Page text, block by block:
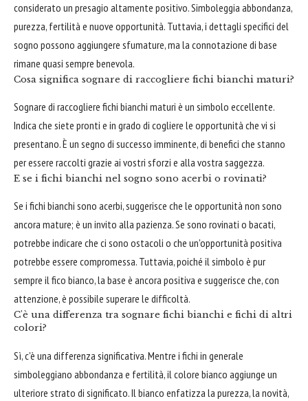
considerato un presagio altamente positivo. Simboleggia abbondanza,
purezza, fertilità e nuove opportunità. Tuttavia, i dettagli specifici del
sogno possono aggiungere sfumature, ma la connotazione di base
rimane quasi sempre benevola.
Cosa significa sognare di raccogliere fichi bianchi maturi?
Sognare di raccogliere fichi bianchi maturi è un simbolo eccellente.
Indica che siete pronti e in grado di cogliere le opportunità che vi si
presentano. È un segno di successo imminente, di benefici che stanno
per essere raccolti grazie ai vostri sforzi e alla vostra saggezza.
E se i fichi bianchi nel sogno sono acerbi o rovinati?
Se i fichi bianchi sono acerbi, suggerisce che le opportunità non sono
ancora mature; è un invito alla pazienza. Se sono rovinati o bacati,
potrebbe indicare che ci sono ostacoli o che un'opportunità positiva
potrebbe essere compromessa. Tuttavia, poiché il simbolo è pur
sempre il fico bianco, la base è ancora positiva e suggerisce che, con
attenzione, è possibile superare le difficoltà.
C'è una differenza tra sognare fichi bianchi e fichi di altri
colori?
Sì, c'è una differenza significativa. Mentre i fichi in generale
simboleggiano abbondanza e fertilità, il colore bianco aggiunge un
ulteriore strato di significato. Il bianco enfatizza la purezza, la novità,